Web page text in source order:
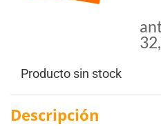
Producto sin stock
Descripción